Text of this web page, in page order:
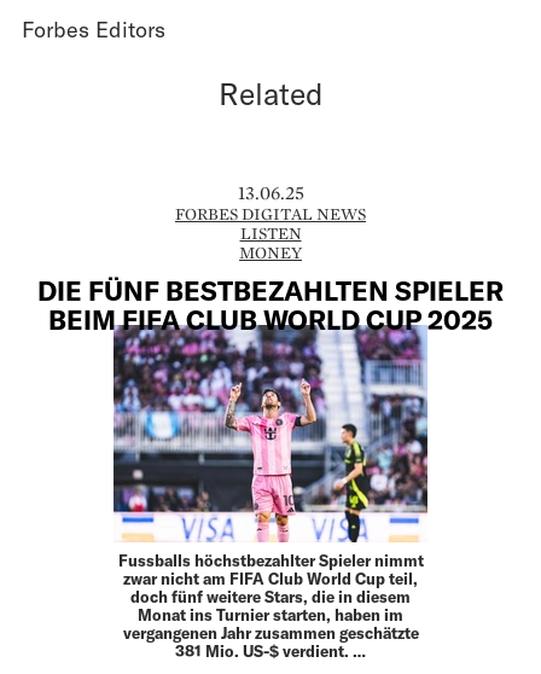
Forbes Editors
Related
13.06.25
FORBES DIGITAL NEWS
LISTEN
MONEY
DIE FÜNF BESTBEZAHLTEN SPIELER
BEIM FIFA CLUB WORLD CUP 2025
Fussballs höchstbezahlter Spieler nimmt
zwar nicht am FIFA Club World Cup teil,
doch fünf weitere Stars, die in diesem
Monat ins Turnier starten, haben im
vergangenen Jahr zusammen geschätzte
381 Mio. US-$ verdient. …